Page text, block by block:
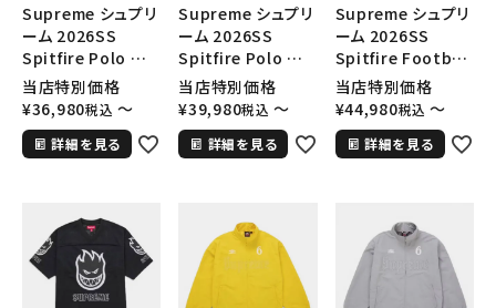
Supreme シュプリ
ーム 2026SS
Spitfire Polo スピ
ットファイア ポロシ
ャツ ホワイト
当店特別価格
¥36,980税込 〜
詳細を見る
Supreme シュプリ
ーム 2026SS
Spitfire Polo スピ
ットファイア ポロシ
ャツ ブラック
当店特別価格
¥39,980税込 〜
詳細を見る
Supreme シュプリ
ーム 2026SS
Spitfire Football
Jersey スピット
ファイア フットボー
ルジャージ レッド
当店特別価格
¥44,980税込 〜
詳細を見る